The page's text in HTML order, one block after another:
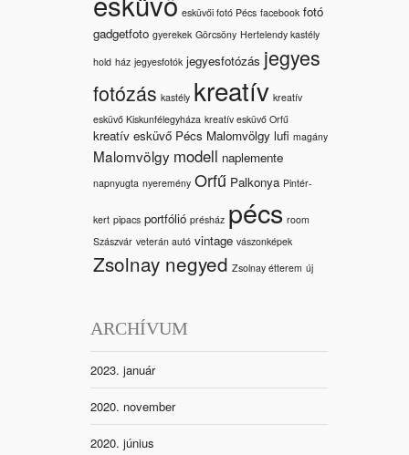
esküvői fotó Pécs facebook fotó
gadgetfoto gyerekek Görcsöny Hertelendy kastély
hold ház jegyesfotók jegyesfotózás jegyes
fotózás kastély kreatív kreatív
esküvő Kiskunfélegyháza kreatív esküvő Orfű
kreatív esküvő Pécs Malomvölgy lufi magány
Malomvölgy modell naplemente
napnyugta nyeremény Orfű Palkonya Pintér-
kert pipacs portfólió présház pécs room
Szászvár veterán autó vintage vászonképek
Zsolnay negyed Zsolnay étterem új
ARCHÍVUM
2023. január
2020. november
2020. június